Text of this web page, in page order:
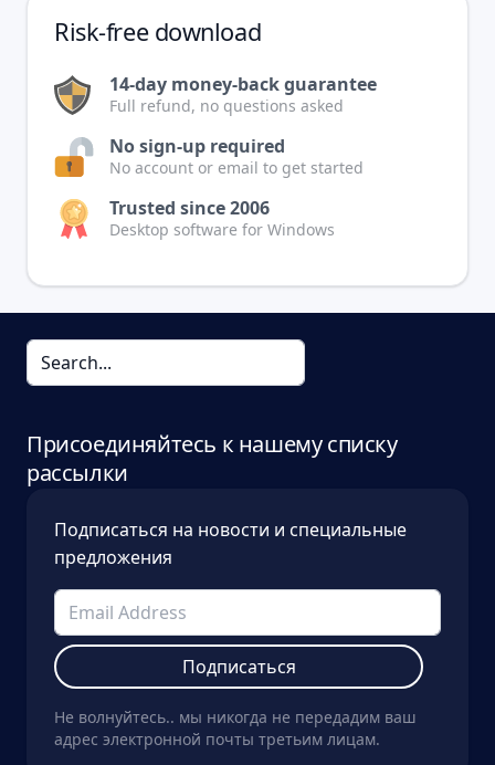
Risk-free download
14-day money-back guarantee
Full refund, no questions asked
No sign-up required
No account or email to get started
Trusted since 2006
Desktop software for Windows
Присоединяйтесь к нашему списку
рассылки
Подписаться на новости и специальные
предложения
Подписаться
Не волнуйтесь.. мы никогда не передадим ваш
адрес электронной почты третьим лицам.